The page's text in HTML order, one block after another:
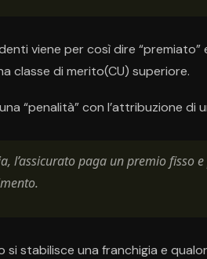
viene per così dire
classe di merito(CU) superiore.
“penalità” con l’attribuzione di
l’assicurato paga un premio fisso
stabilisce una franchigia e